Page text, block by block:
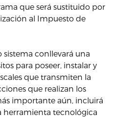
que será sustituido por
al Impuesto de
conllevará una
para poseer, instalar y
que transmiten la
que realizan los
importante aún, incluirá
herramienta tecnológica